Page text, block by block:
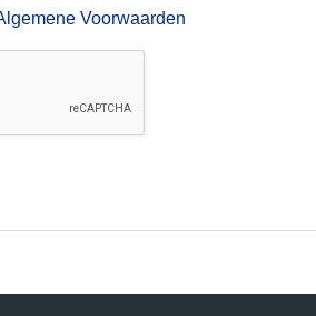
Voorwaarden